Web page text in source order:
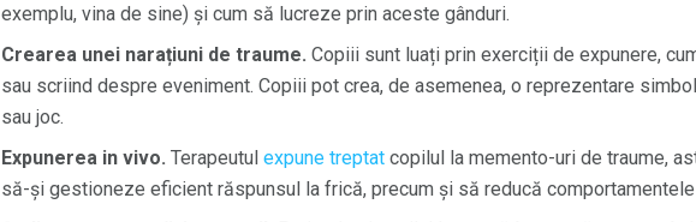
exemplu, vina de sine) și cum să lucreze prin aceste gânduri.
Crearea unei narațiuni de traume. Copiii sunt luați prin exerciții de expunere,
sau scriind despre eveniment. Copiii pot crea, de asemenea, o reprezentare
sau joc.
Expunerea in vivo. Terapeutul expune treptat copilul la memento-uri de traume,
să-și gestioneze eficient răspunsul la frică, precum și să reducă